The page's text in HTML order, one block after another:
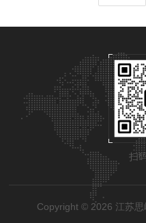
扫
Copyright © 2026 江苏